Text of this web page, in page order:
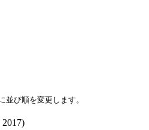
。
並び順を変更します。
2017)